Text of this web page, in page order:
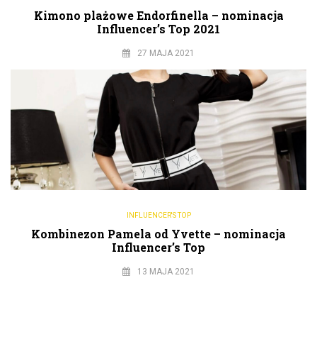
Kimono plażowe Endorfinella – nominacja
Influencer’s Top 2021
27 MAJA 2021
INFLUENCER'S TOP
Kombinezon Pamela od Yvette – nominacja
Influencer’s Top
13 MAJA 2021